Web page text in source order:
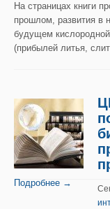
На страницах книги
прошлом, развития в
будущем
(прибылей литья,
Подробнее →